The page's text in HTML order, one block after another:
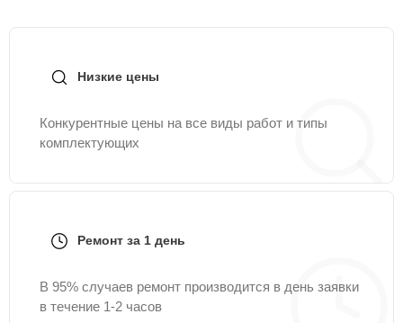
Низкие цены
Конкурентные цены на все виды работ и типы
комплектующих
Ремонт за 1 день
В 95% случаев ремонт производится в день заявки
в течение 1-2 часов